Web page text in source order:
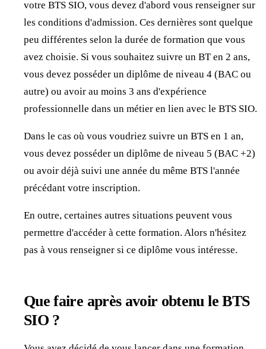
votre BTS SIO, vous devez d'abord vous renseigner sur
les conditions d'admission. Ces dernières sont quelque
peu différentes selon la durée de formation que vous
avez choisie. Si vous souhaitez suivre un BT en 2 ans,
vous devez posséder un diplôme de niveau 4 (BAC ou
autre) ou avoir au moins 3 ans d'expérience
professionnelle dans un métier en lien avec le BTS SIO.
Dans le cas où vous voudriez suivre un BTS en 1 an,
vous devez posséder un diplôme de niveau 5 (BAC +2)
ou avoir déjà suivi une année du même BTS l'année
précédant votre inscription.
En outre, certaines autres situations peuvent vous
permettre d'accéder à cette formation. Alors n'hésitez
pas à vous renseigner si ce diplôme vous intéresse.
Que faire après avoir obtenu le BTS
SIO ?